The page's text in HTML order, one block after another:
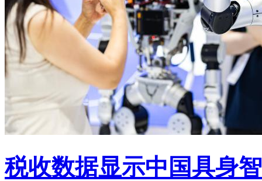
税收数据显示中国具身